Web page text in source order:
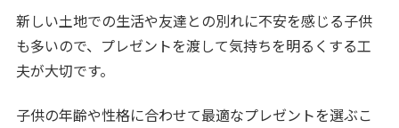
新しい土地での生活や友達との別れに不安を感じる子供
も多いので、プレゼントを渡して気持ちを明るくする工
夫が大切です。
子供の年齢や性格に合わせて最適なプレゼントを選ぶこ